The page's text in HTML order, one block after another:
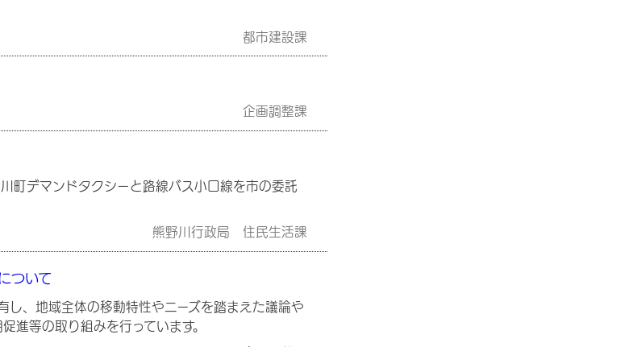
都市建設課
企画調整課
町デマンドタクシーと路線バス小口線を市の委託
熊野川行政局 住民生活課
ついて
、地域全体の移動特性やニーズを踏まえた議論や
進等の取り組みを行っています。